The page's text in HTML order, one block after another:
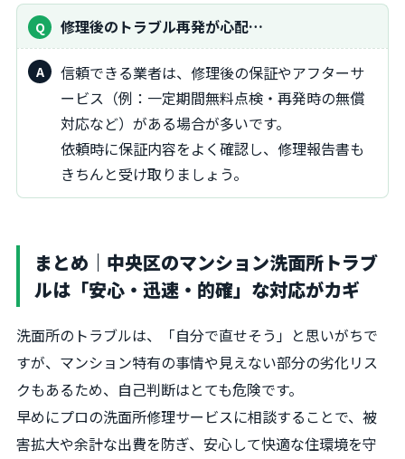
修理後のトラブル再発が心配…
信頼できる業者は、修理後の保証やアフターサ
ービス（例：一定期間無料点検・再発時の無償
対応など）がある場合が多いです。
依頼時に保証内容をよく確認し、修理報告書も
きちんと受け取りましょう。
まとめ｜中央区のマンション洗面所トラブ
ルは「安心・迅速・的確」な対応がカギ
洗面所のトラブルは、「自分で直せそう」と思いがちで
すが、マンション特有の事情や見えない部分の劣化リス
クもあるため、自己判断はとても危険です。
早めにプロの洗面所修理サービスに相談することで、被
害拡大や余計な出費を防ぎ、安心して快適な住環境を守